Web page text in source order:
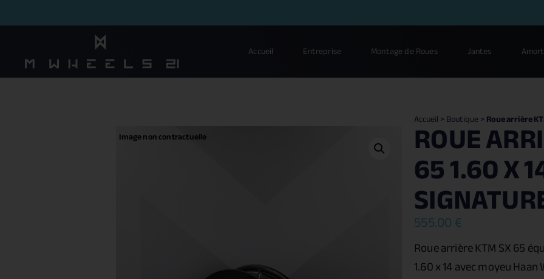
Accueil Entreprise Montage de Roues Jantes
Image non contractuelle
Accueil>Boutique>Roue arrière
ROUE
65 1.60 X
555.00€
Roue arrière KTM SX 65
1.60 x 14 avec moyeu Haan